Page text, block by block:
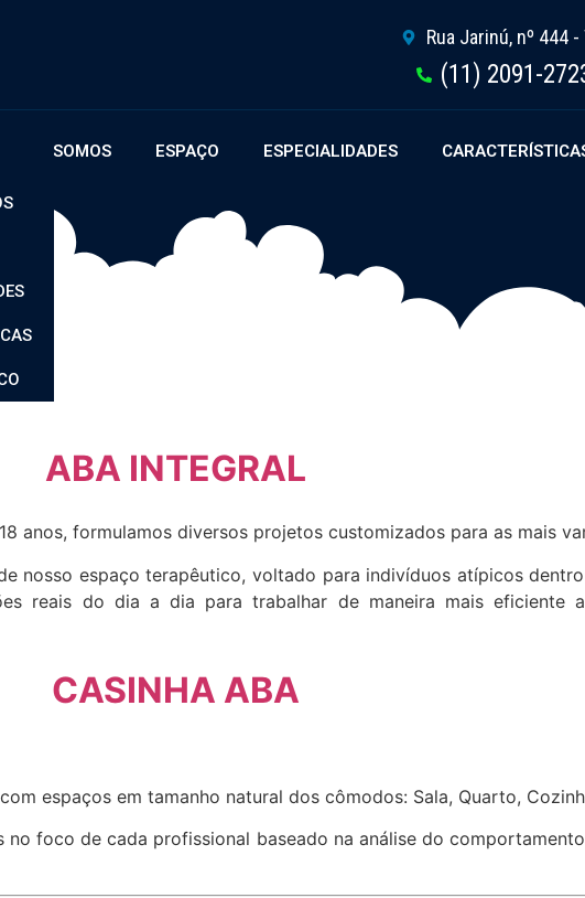
Rua Jarinú, nº 444
(11) 2091-
QUEM SOMOS ESPAÇO ESPECIALIDADES
ABA INTEGRAL
anos, formulamos diversos projetos customizados para as mais
nosso espaço terapêutico, voltado para indivíduos atípicos
reais do dia a dia para trabalhar de maneira mais eficiente
CASINHA ABA
espaços em tamanho natural dos cômodos: Sala, Quarto,
foco de cada profissional baseado na análise do